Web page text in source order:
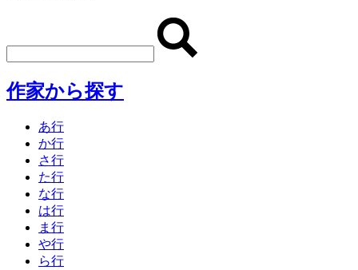
作家から探す
あ行
か行
さ行
た行
な行
は行
ま行
や行
ら行